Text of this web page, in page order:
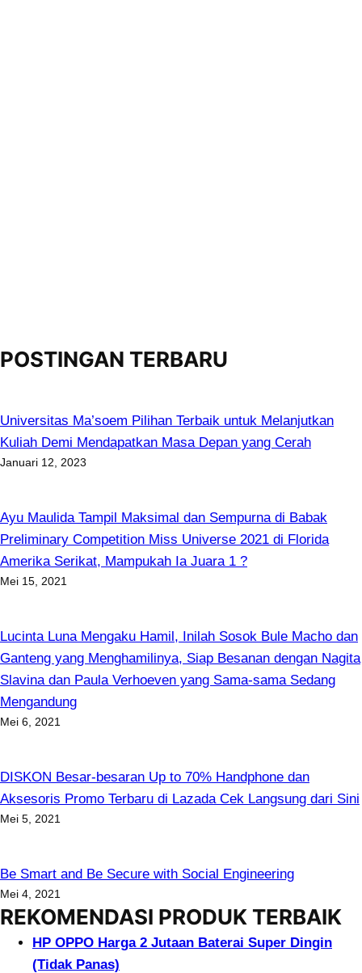
POSTINGAN TERBARU
Universitas Ma’soem Pilihan Terbaik untuk Melanjutkan
Kuliah Demi Mendapatkan Masa Depan yang Cerah
Januari 12, 2023
Ayu Maulida Tampil Maksimal dan Sempurna di Babak
Preliminary Competition Miss Universe 2021 di Florida
Amerika Serikat, Mampukah Ia Juara 1 ?
Mei 15, 2021
Lucinta Luna Mengaku Hamil, Inilah Sosok Bule Macho dan
Ganteng yang Menghamilinya, Siap Besanan dengan Nagita
Slavina dan Paula Verhoeven yang Sama-sama Sedang
Mengandung
Mei 6, 2021
DISKON Besar-besaran Up to 70% Handphone dan
Aksesoris Promo Terbaru di Lazada Cek Langsung dari Sini
Mei 5, 2021
Be Smart and Be Secure with Social Engineering
Mei 4, 2021
REKOMENDASI PRODUK TERBAIK
HP OPPO Harga 2 Jutaan Baterai Super Dingin
(Tidak Panas)